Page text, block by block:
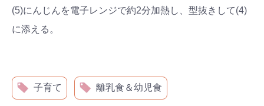
(5)にんじんを電子レンジで約2分加熱し、型抜きして(4)
に添える。
子育て 離乳食＆幼児食